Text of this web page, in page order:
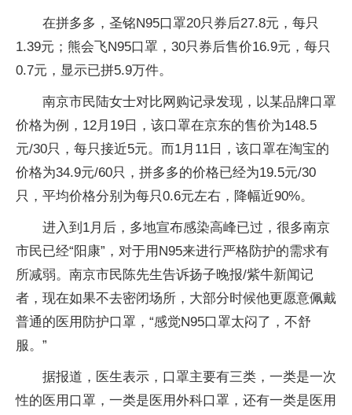
在拼多多，圣铭N95口罩20只券后27.8元，每只
1.39元；熊会飞N95口罩，30只券后售价16.9元，每只
0.7元，显示已拼5.9万件。
南京市民陆女士对比网购记录发现，以某品牌口罩
价格为例，12月19日，该口罩在京东的售价为148.5
元/30只，每只接近5元。而1月11日，该口罩在淘宝的
价格为34.9元/60只，拼多多的价格已经为19.5元/30
只，平均价格分别为每只0.6元左右，降幅近90%。
进入到1月后，多地宣布感染高峰已过，很多南京
市民已经“阳康”，对于用N95来进行严格防护的需求有
所减弱。南京市民陈先生告诉扬子晚报/紫牛新闻记
者，现在如果不去密闭场所，大部分时候他更愿意佩戴
普通的医用防护口罩，“感觉N95口罩太闷了，不舒
服。”
据报道，医生表示，口罩主要有三类，一类是一次
性的医用口罩，一类是医用外科口罩，还有一类是医用